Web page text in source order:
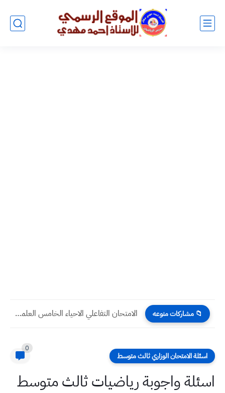
📁 مشاركات منوعه الامتحان التفاعلي الاحياء الخامس العلمي الفصل الأول التغذية في الاحياء...
اسئلة الامتحان الوزاري ثالث متوسط
0
اسئلة واجوبة رياضيات ثالث متوسط